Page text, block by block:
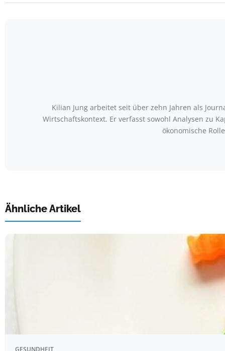
Kilian Jung arbeitet seit über zehn Jahren als
Wirtschaftskontext. Er verfasst sowohl Analysen zu
ökonomische
Ähnliche Artikel